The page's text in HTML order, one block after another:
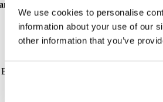
We use cookies to personalise
information about your use of our
other information that you’ve
jouw dossier? KLAAR Incasso is er
0654.925.984